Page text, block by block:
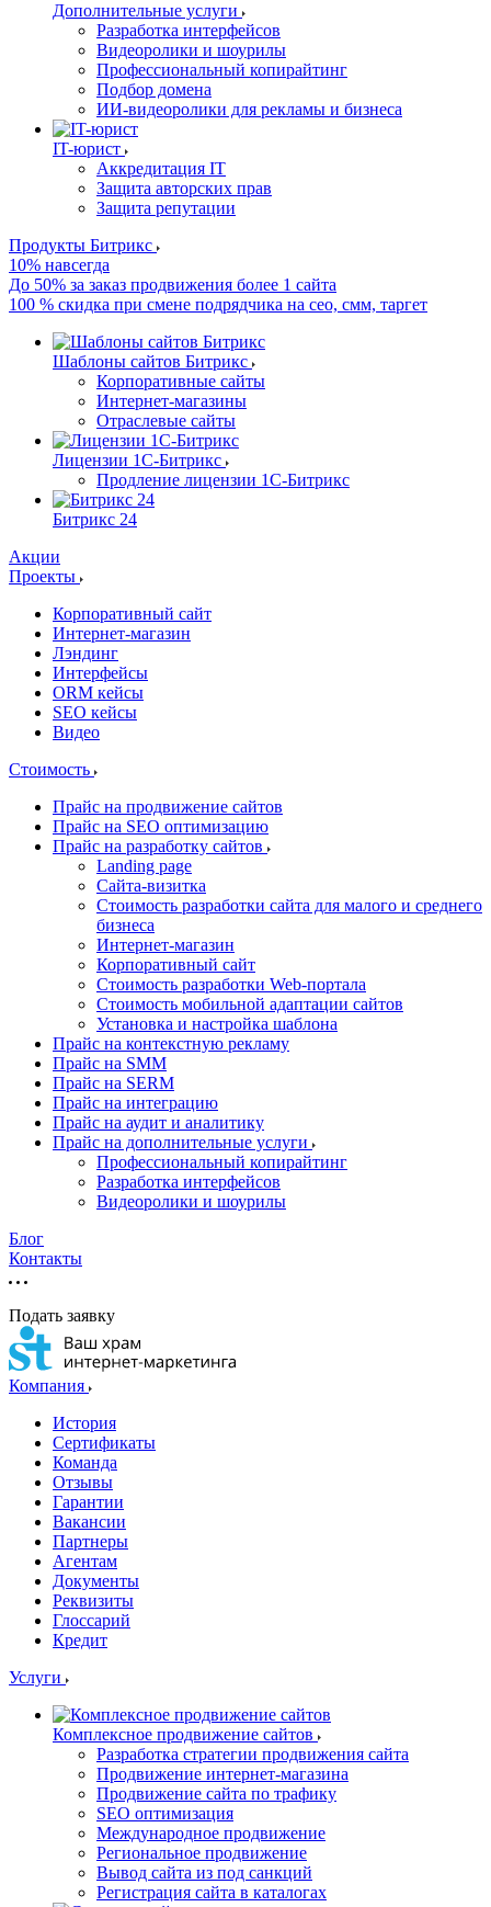
Дополнительные услуги
Разработка интерфейсов
Видеоролики и шоурилы
Профессиональный копирайтинг
Подбор домена
ИИ-видеоролики для рекламы и бизнеса
IT-юрист
Аккредитация IT
Защита авторских прав
Защита репутации
Продукты Битрикс
10% навсегда
До 50% за заказ продвижения более 1 сайта
100 % скидка при смене подрядчика на сео, смм, таргет
Шаблоны сайтов Битрикс
Корпоративные сайты
Интернет-магазины
Отраслевые сайты
Лицензии 1С-Битрикс
Продление лицензии 1С-Битрикс
Битрикс 24
Акции
Проекты
Корпоративный сайт
Интернет-магазин
Лэндинг
Интерфейсы
ORM кейсы
SEO кейсы
Видео
Стоимость
Прайс на продвижение сайтов
Прайс на SEO оптимизацию
Прайс на разработку сайтов
Landing page
Cайта-визитка
Стоимость разработки сайта для малого и среднего
бизнеса
Интернет-магазин
Корпоративный сайт
Стоимость разработки Web-портала
Стоимость мобильной адаптации сайтов
Установка и настройка шаблона
Прайс на контекстную рекламу
Прайс на SMM
Прайс на SERM
Прайс на интеграцию
Прайс на аудит и аналитику
Прайс на дополнительные услуги
Профессиональный копирайтинг
Разработка интерфейсов
Видеоролики и шоурилы
Блог
Контакты
Подать заявку
Компания
История
Сертификаты
Команда
Отзывы
Гарантии
Вакансии
Партнеры
Агентам
Документы
Реквизиты
Глоссарий
Кредит
Услуги
Комплексное продвижение сайтов
Разработка стратегии продвижения сайта
Продвижение интернет-магазина
Продвижение сайта по трафику
SEO оптимизация
Международное продвижение
Региональное продвижение
Вывод сайта из под санкций
Регистрация сайта в каталогах